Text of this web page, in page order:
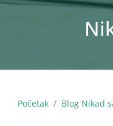
Početak Blog Nikad